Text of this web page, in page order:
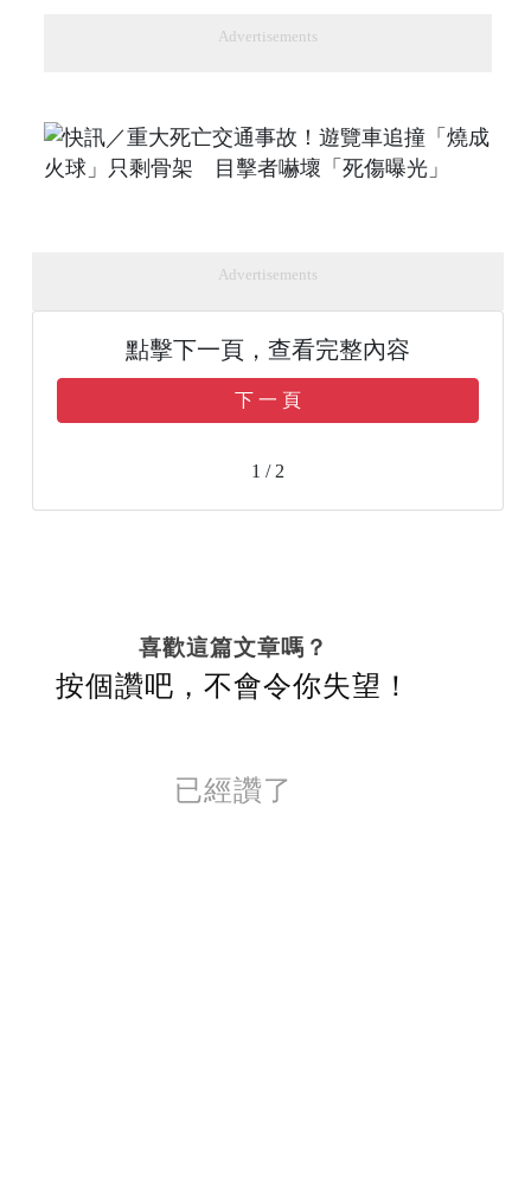
Advertisements
Advertisements
點擊下一頁，查看完整內容
下 一 頁
1 / 2
喜歡這篇文章嗎？
按個讚吧，不會令你失望！
已經讚了